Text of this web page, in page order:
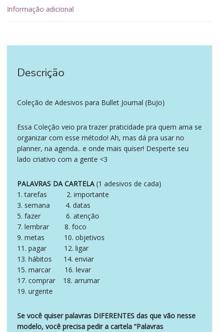
Informação adicional
Descrição
Coleção de Adesivos para Bullet Journal (BuJo)
Essa Coleção veio pra trazer praticidade pra quem ama se
organizar com esse método! Ah, mas dá pra usar no
planner, na agenda.. e onde mais quiser! Desperte seu
lado criativo com a gente <3
PALAVRAS DA CARTELA(1 adesivos de cada)
1. tarefas 2. importante
3. semana 4. datas
5. fazer 6. atenção
7. lembrar 8. foco
9. metas 10. objetivos
11. pagar 12. ligar
13. hábitos 14. enviar
15. marcar 16. levar
17. comprar 18. arrumar
19. urgente
Se você quiser palavras DIFERENTES das que vão nesse
modelo, você precisa pedir a cartela “Palavras